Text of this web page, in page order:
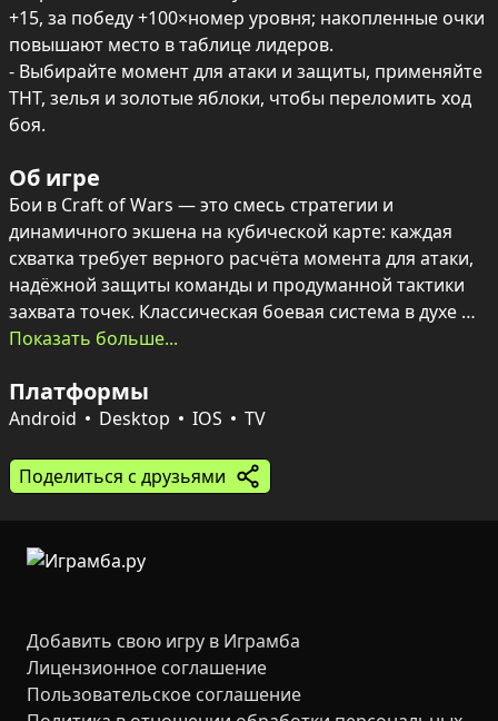
+15, за победу +100×номер уровня; накопленные очки
повышают место в таблице лидеров.
- Выбирайте момент для атаки и защиты, применяйте
ТНТ, зелья и золотые яблоки, чтобы переломить ход
боя.
Об игре
Бои в Craft of Wars — это смесь стратегии и
динамичного экшена на кубической карте: каждая
схватка требует верного расчёта момента для атаки,
надёжной защиты команды и продуманной тактики
захвата точек. Классическая боевая система в духе
старых версий Minecraft делает акцент на ощутимых
применении ТНТ, зелий и золотых яблок, которые
могут решить исход самой горячей битвы.
Система очков и прогресса добавляет
соревновательный драйв: за убийства и захват точек
умножаемый на уровень. Нарастающий опыт
повышает место в таблице лидеров, поэтому каждая
своевременного взрыва.
Показать больше...
Платформы
Android Desktop IOS TV
Поделиться с друзьями
Добавить свою игру в Играмба
Лицензионное соглашение
Пользовательское соглашение